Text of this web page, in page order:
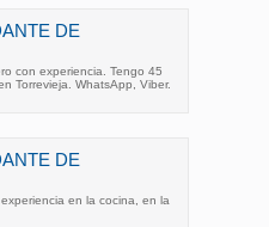
DE
con experiencia. Tengo 45
Torrevieja. WhatsApp, Viber.
DE
en la cocina, en la